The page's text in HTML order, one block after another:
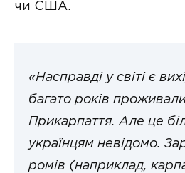
чи США.
«Насправді у світі є
багато років
Прикарпаття. Але це
українцям невідомо.
ромів (наприклад,